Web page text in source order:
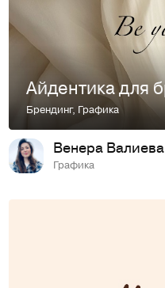
Брендинг, Графика
Венера Валиева
Графика